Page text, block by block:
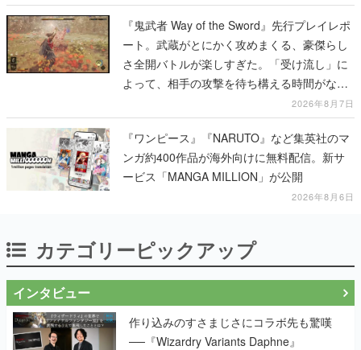
『鬼武者 Way of the Sword』先行プレイレポ
ート。武蔵がとにかく攻めまくる、豪傑らし
さ全開バトルが楽しすぎた。「受け流し」に
よって、相手の攻撃を待ち構える時間がなく
2026年8月7日
『ワンピース』『NARUTO』など集英社のマ
ンガ約400作品が海外向けに無料配信。新サ
ービス「MANGA MILLION」が公開
2026年8月6日
カテゴリーピックアップ
インタビュー
作り込みのすさまじさにコラボ先も驚嘆
──『Wizardry Variants Daphne』